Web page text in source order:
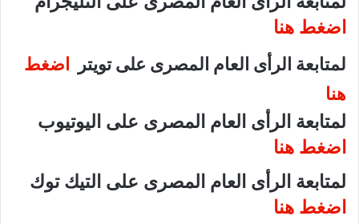
اضغط هنا
لمتابعة الرأى العام المصرى على تويتر اضغط
هنا
لمتابعة الرأى العام المصرى على اليوتيوب
اضغط هنا
لمتابعة الرأى العام المصرى على التيك توك
اضغط هنا